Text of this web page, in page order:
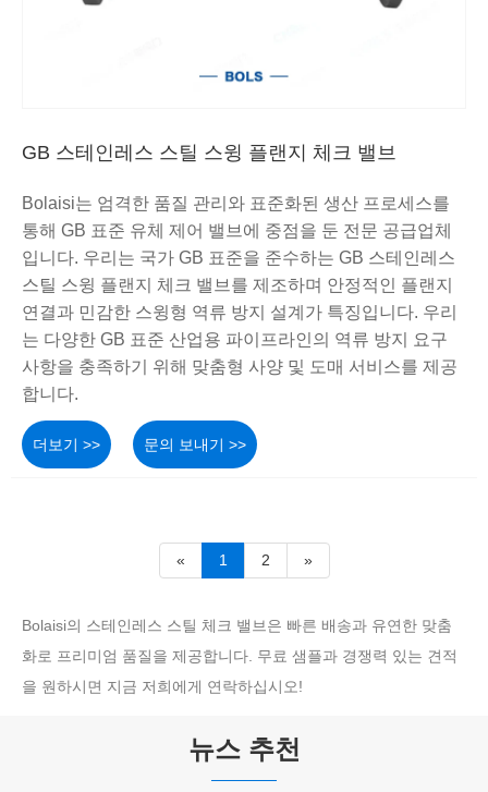
GB 스테인레스 스틸 스윙 플랜지 체크 밸브
Bolaisi는 엄격한 품질 관리와 표준화된 생산 프로세스를
통해 GB 표준 유체 제어 밸브에 중점을 둔 전문 공급업체
입니다. 우리는 국가 GB 표준을 준수하는 GB 스테인레스
스틸 스윙 플랜지 체크 밸브를 제조하며 안정적인 플랜지
연결과 민감한 스윙형 역류 방지 설계가 특징입니다. 우리
는 다양한 GB 표준 산업용 파이프라인의 역류 방지 요구
사항을 충족하기 위해 맞춤형 사양 및 도매 서비스를 제공
합니다.
더보기 >> 문의 보내기 >>
« 1 2 »
Bolaisi의 스테인레스 스틸 체크 밸브은 빠른 배송과 유연한 맞춤
화로 프리미엄 품질을 제공합니다. 무료 샘플과 경쟁력 있는 견적
을 원하시면 지금 저희에게 연락하십시오!
뉴스 추천